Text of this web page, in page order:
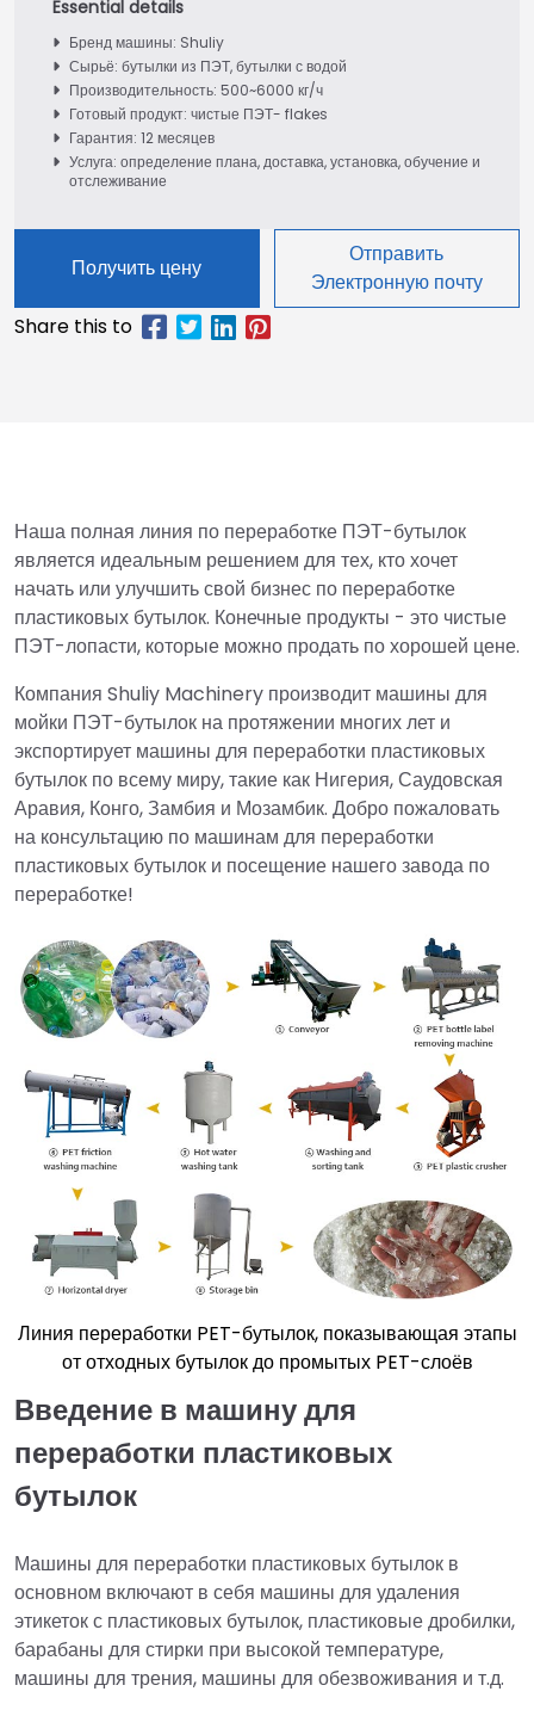
Бренд машины: Shuliy
Сырьё: бутылки из ПЭТ, бутылки с водой
Производительность: 500~6000 кг/ч
Готовый продукт: чистые ПЭТ- flakes
Гарантия: 12 месяцев
Услуга: определение плана, доставка, установка, обучение и
отслеживание
Получить цену
Отправить
Электронную почту
Наша полная линия по переработке ПЭТ-бутылок
является идеальным решением для тех, кто хочет
начать или улучшить свой бизнес по переработке
пластиковых бутылок. Конечные продукты - это чистые
ПЭТ-лопасти, которые можно продать по хорошей цене.
Компания Shuliy Machinery производит машины для
мойки ПЭТ-бутылок на протяжении многих лет и
экспортирует машины для переработки пластиковых
бутылок по всему миру, такие как Нигерия, Саудовская
Аравия, Конго, Замбия и Мозамбик. Добро пожаловать
на консультацию по машинам для переработки
пластиковых бутылок и посещение нашего завода по
переработке!
Линия переработки PET-бутылок, показывающая этапы
от отходных бутылок до промытых PET-слоёв
Введение в машину для
переработки пластиковых
бутылок
Машины для переработки пластиковых бутылок в
основном включают в себя машины для удаления
этикеток с пластиковых бутылок, пластиковые дробилки,
барабаны для стирки при высокой температуре,
машины для трения, машины для обезвоживания и т.д.